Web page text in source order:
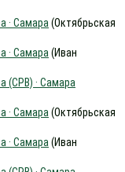
· Самара (Октябрьская
· Самара (Иван
(СРВ) · Самара
· Самара (Октябрьская
· Самара (Иван